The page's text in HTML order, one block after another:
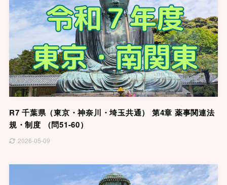
R7 千葉県（東京・神奈川・埼玉共通） 第4章 薬事関連法
規・制度 （問51-60）
2026-05-09